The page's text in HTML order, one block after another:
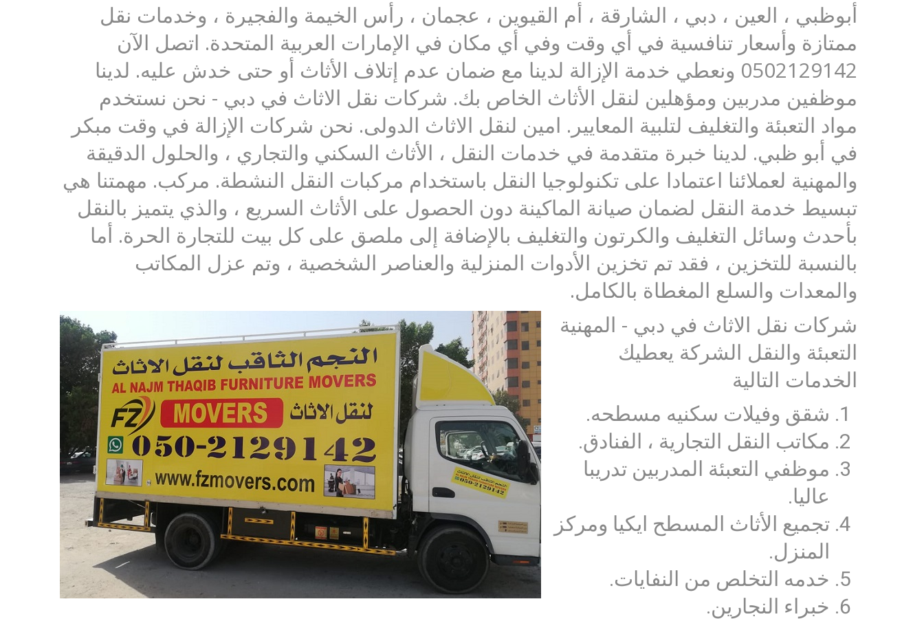
أبوظبي ، العين ، دبي ، الشارقة ، أم القيوين ، عجمان ، رأس الخيمة والفجيرة ، وخدمات نقل
ممتازة وأسعار تنافسية في أي وقت وفي أي مكان في الإمارات العربية المتحدة. اتصل الآن
0502129142 ونعطي خدمة الإزالة لدينا مع ضمان عدم إتلاف الأثاث أو حتى خدش عليه. لدينا
موظفين مدربين ومؤهلين لنقل الأثاث الخاص بك. شركات نقل الاثاث في دبي - نحن نستخدم
مواد التعبئة والتغليف لتلبية المعايير. امين لنقل الاثاث الدولى. نحن شركات الإزالة في وقت مبكر
في أبو ظبي. لدينا خبرة متقدمة في خدمات النقل ، الأثاث السكني والتجاري ، والحلول الدقيقة
والمهنية لعملائنا اعتمادا على تكنولوجيا النقل باستخدام مركبات النقل النشطة. مركب. مهمتنا هي
تبسيط خدمة النقل لضمان صيانة الماكينة دون الحصول على الأثاث السريع ، والذي يتميز بالنقل
بأحدث وسائل التغليف والكرتون والتغليف بالإضافة إلى ملصق على كل بيت للتجارة الحرة. أما
بالنسبة للتخزين ، فقد تم تخزين الأدوات المنزلية والعناصر الشخصية ، وتم عزل المكاتب
والمعدات والسلع المغطاة بالكامل.
شركات نقل الاثاث في دبي - المهنية
التعبئة والنقل الشركة يعطيك
الخدمات التالية
شقق وفيلات سكنيه مسطحه.
مكاتب النقل التجارية ، الفنادق.
موظفي التعبئة المدربين تدريبا
عاليا.
تجميع الأثاث المسطح ايكيا ومركز
المنزل.
خدمه التخلص من النفايات.
خبراء النجارين.